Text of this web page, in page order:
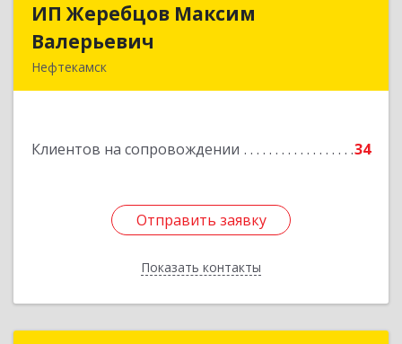
ИП Жеребцов Максим
Валерьевич
Нефтекамск
Клиентов на сопровождении 34
Отправить заявку
Показать контакты
ИП Жеребцов Максим
Подробнее
Отправить заявку
Назад